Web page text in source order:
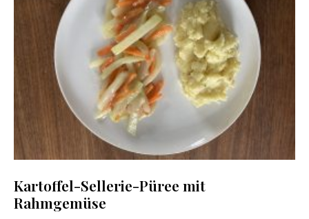
Kartoffel-Sellerie-Püree mit
Rahmgemüse